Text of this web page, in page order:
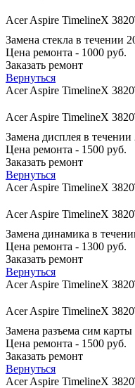
Acer Aspire TimelineX
Замена стекла в течении
Цена ремонта - 1000 руб.
Заказать ремонт
Вернуться
Acer Aspire TimelineX
Acer Aspire TimelineX
Замена дисплея в
Цена ремонта - 1500 руб.
Заказать ремонт
Вернуться
Acer Aspire TimelineX
Acer Aspire TimelineX
Замена динамика в
Цена ремонта - 1300 руб.
Заказать ремонт
Вернуться
Acer Aspire TimelineX
Acer Aspire TimelineX
Замена разъема сим
Цена ремонта - 1500 руб.
Заказать ремонт
Вернуться
Acer Aspire TimelineX